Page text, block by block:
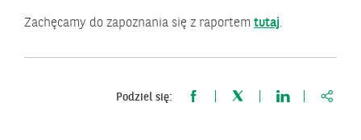
Zachęcamy do zapoznania się z raportem tutaj.
Podziel się: